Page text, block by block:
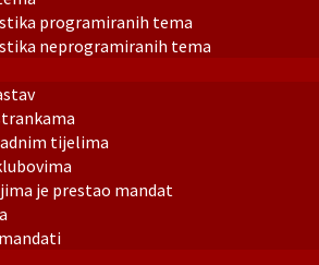
programiranih tema
neprogramiranih tema
tijelima
je prestao mandat